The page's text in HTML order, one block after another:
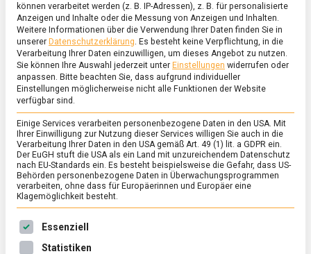
ERNÄHRUNG & GESUNDHEIT /FEATURED
Rotwein zum Fisch? OK!
11. April 2025 Johannes
Rotwein
Ein Sommelier hält die Balance zwischen
Weinexpertise und Gastfreundschaft, zumindest der
können verarbeitet werden (z. B. IP-Adressen), z. B. für personalisierte
Anzeigen und Inhalte oder die Messung von Anzeigen und Inhalten.
Weitere Informationen über die Verwendung Ihrer Daten finden Sie in
unserer Datenschutzerklärung. Es besteht keine Verpflichtung, in die
Verarbeitung Ihrer Daten einzuwilligen, um dieses Angebot zu nutzen.
Sie können Ihre Auswahl jederzeit unter Einstellungen widerrufen oder
anpassen. Bitte beachten Sie, dass aufgrund individueller
Einstellungen möglicherweise nicht alle Funktionen der Website
verfügbar sind.
Einige Services verarbeiten personenbezogene Daten in den USA. Mit
Ihrer Einwilligung zur Nutzung dieser Services willigen Sie auch in die
Verarbeitung Ihrer Daten in den USA gemäß Art. 49 (1) lit. a GDPR ein.
Der EuGH stuft die USA als ein Land mit unzureichendem Datenschutz
nach EU-Standards ein. Es besteht beispielsweise die Gefahr, dass US-
Behörden personenbezogene Daten in Überwachungsprogrammen
verarbeiten, ohne dass für Europäerinnen und Europäer eine
Klagemöglichkeit besteht.
Es folgt eine Liste der Service-Gruppen, für die eine
Essenziell
Statistiken